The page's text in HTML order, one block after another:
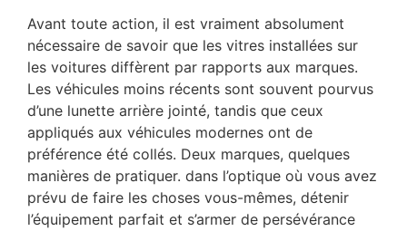
Avant toute action, il est vraiment absolument
nécessaire de savoir que les vitres installées sur
les voitures diffèrent par rapports aux marques.
Les véhicules moins récents sont souvent pourvus
d’une lunette arrière jointé, tandis que ceux
appliqués aux véhicules modernes ont de
préférence été collés. Deux marques, quelques
manières de pratiquer. dans l’optique où vous avez
prévu de faire les choses vous-mêmes, détenir
l’équipement parfait et s’armer de persévérance